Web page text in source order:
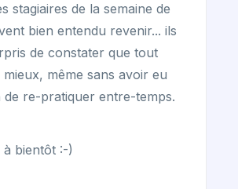
stagiaires de la semaine de
bien entendu revenir... ils
de constater que tout
même sans avoir eu
de re-pratiquer entre-temps.
à bientôt :-)